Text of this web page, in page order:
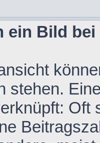
ein Bild
stehen.
Oft